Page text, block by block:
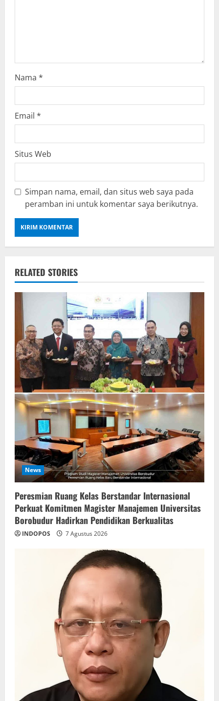
Nama *
Email *
Situs Web
Simpan nama, email, dan situs web saya pada
peramban ini untuk komentar saya berikutnya.
RELATED STORIES
News
Peresmian Ruang Kelas Berstandar Internasional
Perkuat Komitmen Magister Manajemen Universitas
Borobudur Hadirkan Pendidikan Berkualitas
INDOPOS 7 Agustus 2026